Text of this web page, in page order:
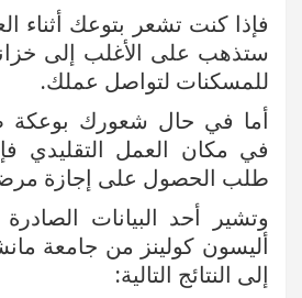
فإذا كنت تشعر بتوعك أثناء
ستذهب على الأغلب إلى
للمسكنات لتواصل عملك.
أما في حال شعورك بوعكة
في مكان العمل التقليدي
طلب الحصول على إجازة
وتشير أحد البيانات
أليسون كولينز من جامعة
إلى النتائج التالية: